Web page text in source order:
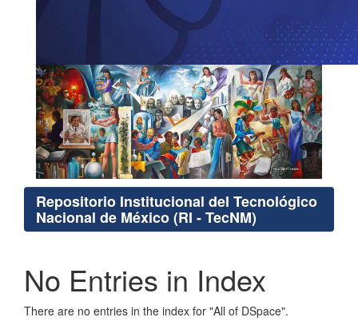
Repositorio Institucional del Tecnológico
Nacional de México (RI - TecNM)
No Entries in Index
There are no entries in the index for "All of DSpace".